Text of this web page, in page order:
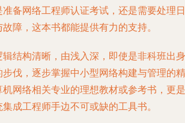
备网络工程师认证考试，还是需要处理日
障，这本书都能提供有力的支持。
结构清晰，由浅入深，即使是非科班出身
伐，逐步掌握中小型网络构建与管理的精
网络相关专业的理想教材或参考书，更是
成工程师手边不可或缺的工具书。